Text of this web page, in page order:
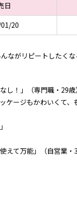
日
20
ながリピートしたくな
し！」（専門職・29歳）
ケージもかわいくて
えて万能」（自営業・